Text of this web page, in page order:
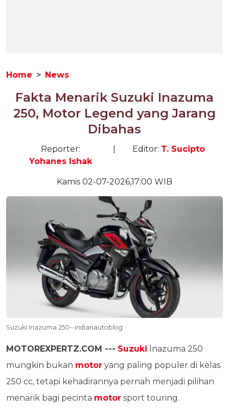
Home News
Fakta Menarik Suzuki Inazuma
250, Motor Legend yang Jarang
Dibahas
Reporter:
Yohanes Ishak
Editor: T. Sucipto
Kamis 02-07-2026,17:00 WIB
Suzuki Inazuma 250--indianautoblog
MOTOREXPERTZ.COM --- Suzuki Inazuma 250
mungkin bukan motor yang paling populer di kelas
250 cc, tetapi kehadirannya pernah menjadi pilihan
menarik bagi pecinta motor sport touring.